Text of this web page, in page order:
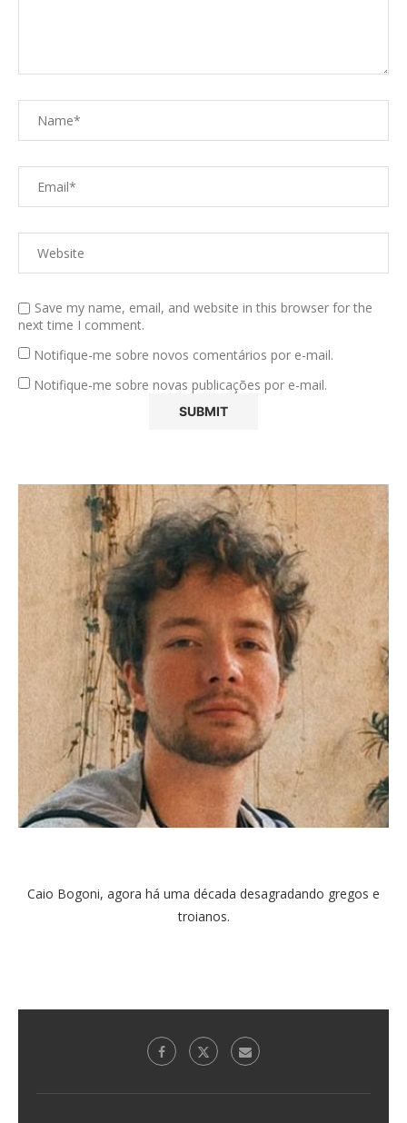
Save my name, email, and website in this browser for the
next time I comment.
Notifique-me sobre novos comentários por e-mail.
Notifique-me sobre novas publicações por e-mail.
Caio Bogoni, agora há uma década desagradando gregos e
troianos.